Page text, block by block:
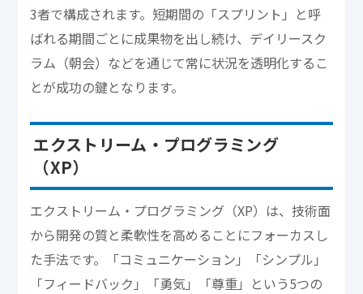
3者で構成されます。短期間の「スプリント」と呼
ばれる期間ごとに成果物を出し続け、デイリースク
ラム（朝会）などを通じて常に状況を透明化するこ
とが成功の鍵となります。
エクストリーム・プログラミング
（XP）
エクストリーム・プログラミング（XP）は、技術面
から開発の質と柔軟性を高めることにフォーカスし
た手法です。「コミュニケーション」「シンプル」
「フィードバック」「勇気」「尊重」という5つの